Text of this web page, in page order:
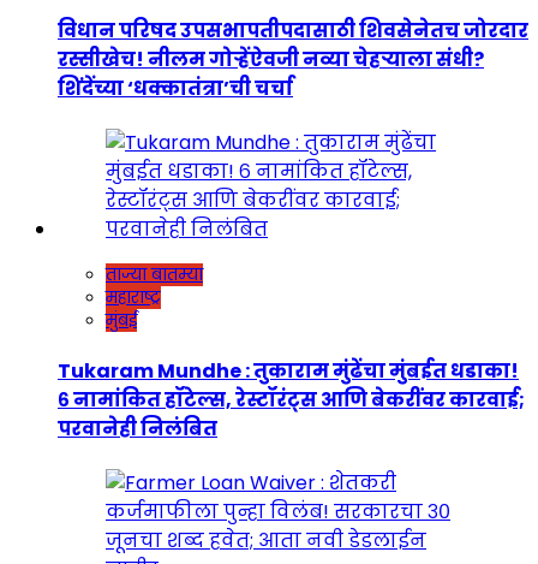
विधान परिषद उपसभापतीपदासाठी शिवसेनेतच जोरदार
रस्सीखेच! नीलम गोऱ्हेंऐवजी नव्या चेहऱ्याला संधी?
शिंदेंच्या ‘धक्कातंत्रा’ची चर्चा
ताज्या बातम्या
महाराष्ट्र
मुंबई
Tukaram Mundhe : तुकाराम मुंढेंचा मुंबईत धडाका!
६ नामांकित हॉटेल्स, रेस्टॉरंट्स आणि बेकरींवर कारवाई;
परवानेही निलंबित